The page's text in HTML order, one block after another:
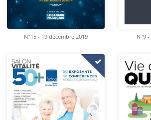
N°15 - 19 décembre 2019 N°9